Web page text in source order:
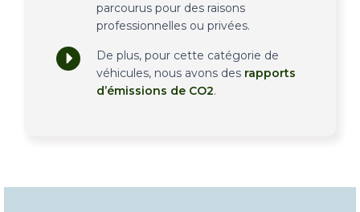
parcourus pour des raisons
professionnelles ou privées.
De plus, pour cette catégorie de
véhicules, nous avons des rapports
d’émissions de CO2.